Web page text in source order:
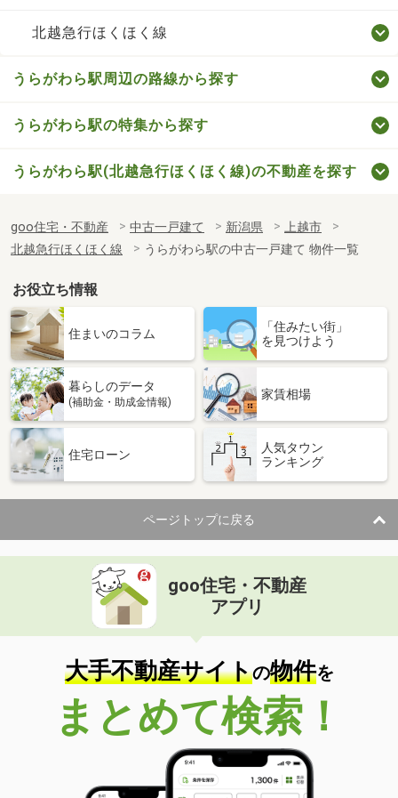
北越急行ほくほく線
うらがわら駅周辺の路線から探す
うらがわら駅の特集から探す
うらがわら駅(北越急行ほくほく線)の不動産を探す
goo住宅・不動産 中古一戸建て 新潟県
上越市
北越急行ほくほく線
うらがわら駅の中古一戸建て 物件一覧
お役立ち情報
住まいのコラム
「住みたい街」
を見つけよう
暮らしのデータ
(補助金・助成金情報)
家賃相場
住宅ローン
人気タウン
ランキング
ページトップに戻る
goo住宅・不動産
アプリ
大手不動産サイトの物件を
まとめて検索！